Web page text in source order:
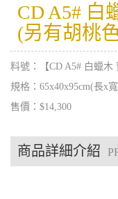
CD A5# 白
(另有胡桃
料號：【CD A5# 白蠟木
規格：65x40x95cm(長x
售價：$14,300
商品詳細介紹